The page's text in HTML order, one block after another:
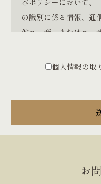
の識別に係る情報、通
他ユーザーまたはユー
が収集するものを意味
(1) ユーザーからご提
用するために、または
ザーからご提供いただ
個人情報の取
お